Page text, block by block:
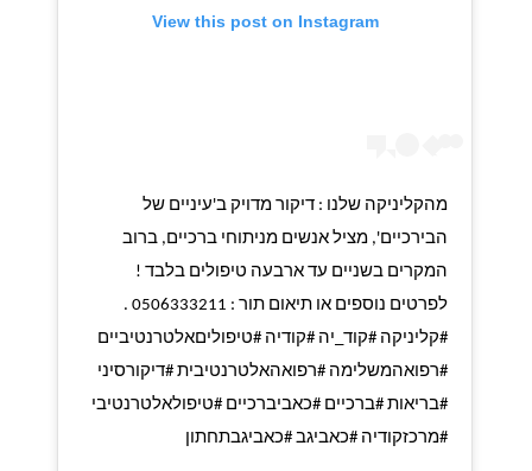
View this post on Instagram
מהקליניקה שלנו : דיקור מדויק ב'עיניים של
הבירכיים', מציל אנשים מניתוחי ברכיים, ברוב
המקרים בשניים עד ארבעה טיפולים בלבד !
לפרטים נוספים או תיאום תור : 0506333211 .
#קליניקה #קוד_יה #קודיה #טיפוליםאלטרנטיביים
#רפואהמשלימה #רפואהאלטרנטיבית #דיקורסיני
#בריאות #ברכיים #כאביברכיים #טיפולאלטרנטיבי
#מרכזקודיה #כאביגב #כאביגבתחתון